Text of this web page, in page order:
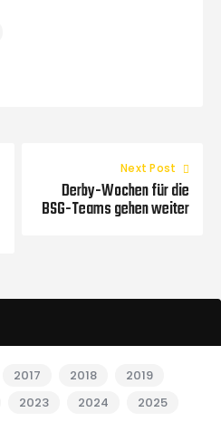
Next Post
Derby-Wochen für die
BSG-Teams gehen weiter
2017 2018
2019
2023 2024
2025